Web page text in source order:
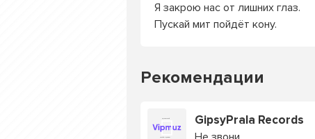
Я закрою нас от лишних глаз.
Пускай мит пойдёт кону.
Рекомендации
GipsyPrala Records